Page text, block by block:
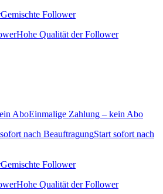
Gemischte Follower
Hohe Qualität der Follower
Einmalige Zahlung – kein Abo
Start sofort nach
Gemischte Follower
Hohe Qualität der Follower